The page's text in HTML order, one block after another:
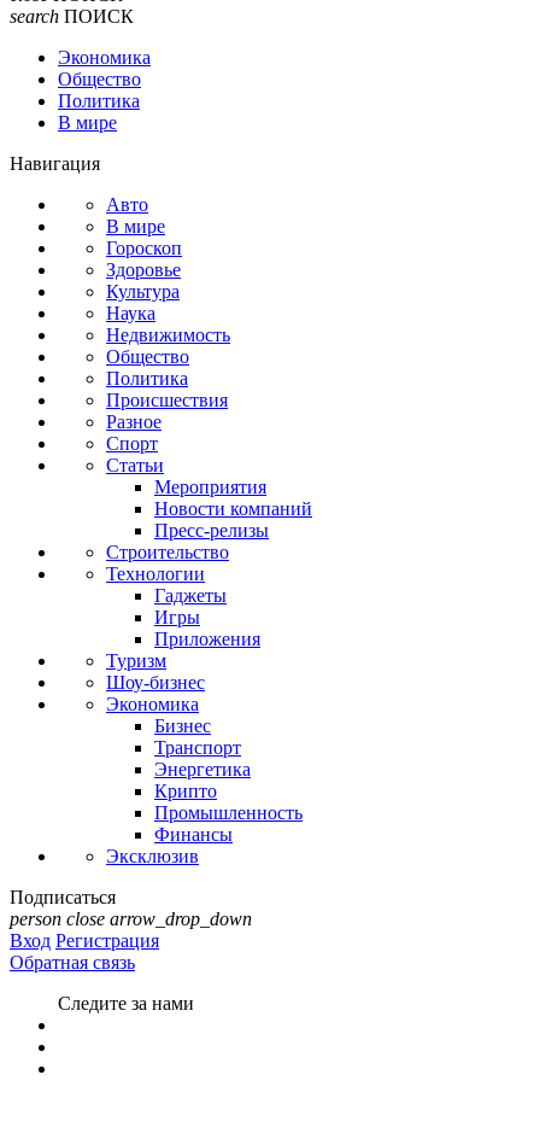
search ПОИСК
Экономика
Общество
Политика
В мире
Навигация
Авто
В мире
Гороскоп
Здоровье
Культура
Наука
Недвижимость
Общество
Политика
Происшествия
Разное
Спорт
Статьи
Мероприятия
Новости компаний
Пресс-релизы
Строительство
Технологии
Гаджеты
Игры
Приложения
Туризм
Шоу-бизнес
Экономика
Бизнес
Транспорт
Энергетика
Крипто
Промышленность
Финансы
Эксклюзив
Подписаться
person close arrow_drop_down
Вход Регистрация
Обратная связь
Следите за нами